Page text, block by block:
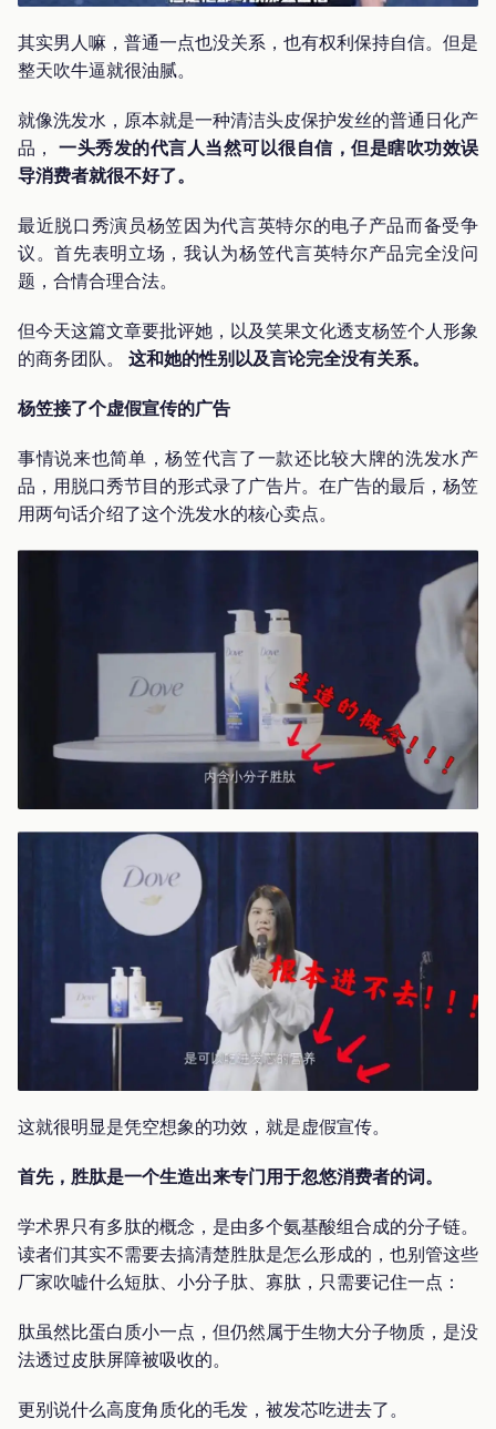
其实男人嘛，普通一点也没关系，也有权利保持自信。但是
整天吹牛逼就很油腻。
就像洗发水，原本就是一种清洁头皮保护发丝的普通日化产
品，一头秀发的代言人当然可以很自信，但是瞎吹功效误
导消费者就很不好了。
最近脱口秀演员杨笠因为代言英特尔的电子产品而备受争
议。首先表明立场，我认为杨笠代言英特尔产品完全没问
题，合情合理合法。
但今天这篇文章要批评她，以及笑果文化透支杨笠个人形象
的商务团队。 这和她的性别以及言论完全没有关系。
杨笠接了个虚假宣传的广告
事情说来也简单，杨笠代言了一款还比较大牌的洗发水产
品，用脱口秀节目的形式录了广告片。在广告的最后，杨笠
用两句话介绍了这个洗发水的核心卖点。
这就很明显是凭空想象的功效，就是虚假宣传。
首先，胜肽是一个生造出来专门用于忽悠消费者的词。
学术界只有多肽的概念，是由多个氨基酸组合成的分子链。
读者们其实不需要去搞清楚胜肽是怎么形成的，也别管这些
厂家吹嘘什么短肽、小分子肽、寡肽，只需要记住一点：
肽虽然比蛋白质小一点，但仍然属于生物大分子物质，是没
法透过皮肤屏障被吸收的。
更别说什么高度角质化的毛发，被发芯吃进去了。